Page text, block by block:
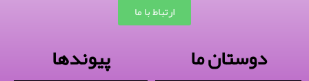
ارتباط با ما
دوستان ما پیوندها